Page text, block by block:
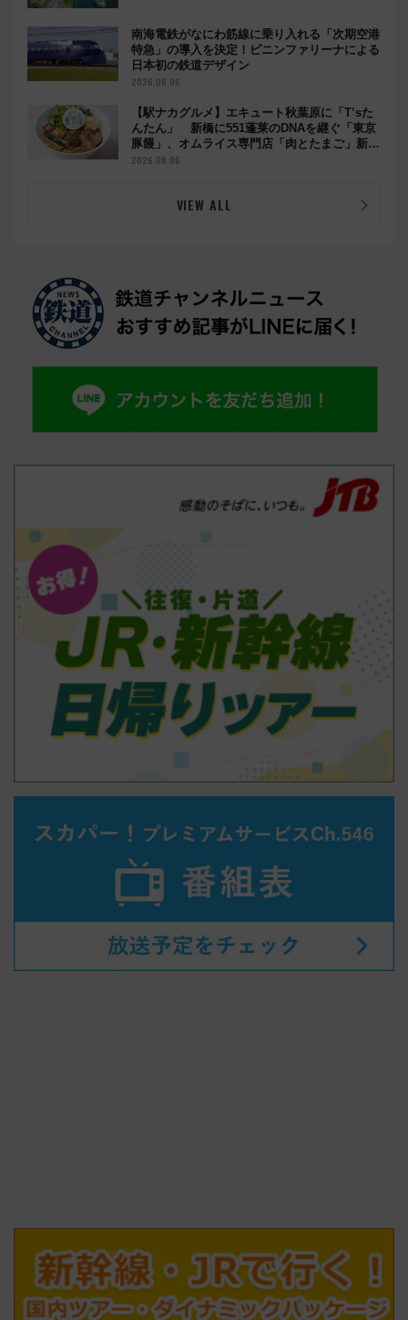
南海電鉄がなにわ筋線に乗り入れる「次期空港
特急」の導入を決定！ピニンファリーナによる
日本初の鉄道デザイン
2026.08.06
【駅ナカグルメ】エキュート秋葉原に「T’sた
んたん」 新橋に551蓬莱のDNAを継ぐ「東京
豚饅」、オムライス専門店「肉とたまご」新グ
ルメ続々登場！【2026年8月】
2026.08.06
VIEW ALL